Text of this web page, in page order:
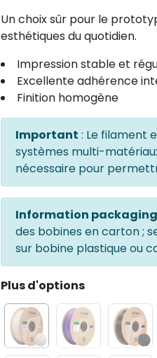
Un choix sûr pour le
esthétiques du quotidien.
Impression stable et
Excellente adhérence
Finition homogène
Important : Le filament
systèmes multi-
nécessaire pour
Information packaging
des bobines en carton ;
sur bobine plastique ou
Plus d'options